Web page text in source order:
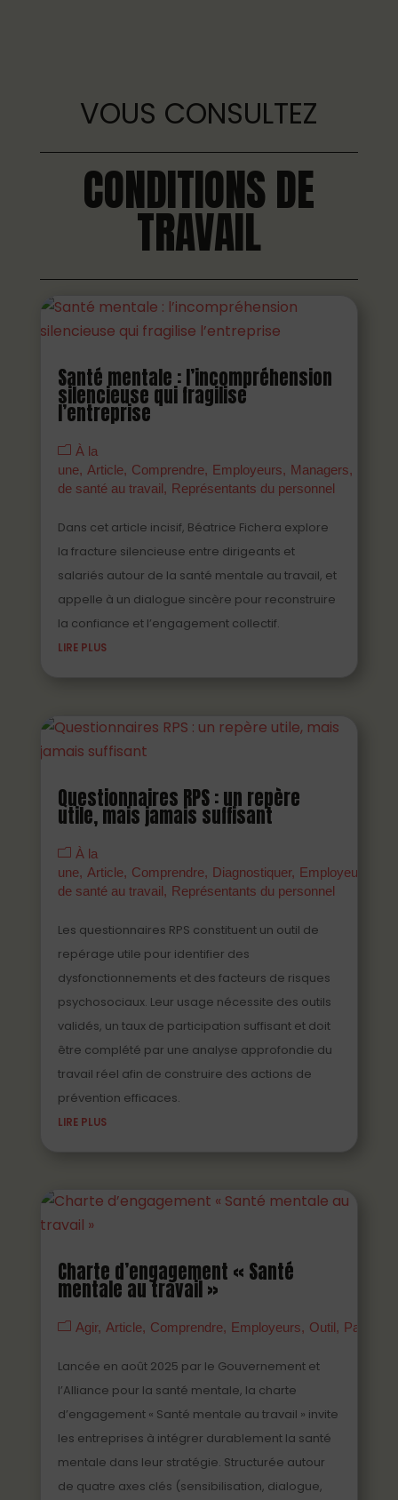
VOUS CONSULTEZ
CONDITIONS DE
TRAVAIL
Santé mentale : l’incompréhension
silencieuse qui fragilise
l’entreprise
À la
une Article Comprendre Employeurs Managers
de santé au travail
Représentants du personnel
Dans cet article incisif, Béatrice Fichera explore
la fracture silencieuse entre dirigeants et
salariés autour de la santé mentale au travail, et
appelle à un dialogue sincère pour reconstruire
la confiance et l’engagement collectif.
LIRE PLUS
Questionnaires RPS : un repère
utile, mais jamais suffisant
À la
une
Article Comprendre Diagnostiquer Employeurs
de santé au travail
Représentants du personnel
Les questionnaires RPS constituent un outil de
repérage utile pour identifier des
dysfonctionnements et des facteurs de risques
psychosociaux. Leur usage nécessite des outils
validés, un taux de participation suffisant et doit
être complété par une analyse approfondie du
travail réel afin de construire des actions de
prévention efficaces.
LIRE PLUS
Charte d’engagement « Santé
mentale au travail »
Agir Article Comprendre Employeurs Outil
Lancée en août 2025 par le Gouvernement et
l’Alliance pour la santé mentale, la charte
d’engagement « Santé mentale au travail » invite
les entreprises à intégrer durablement la santé
mentale dans leur stratégie. Structurée autour
de quatre axes clés (sensibilisation, dialogue,